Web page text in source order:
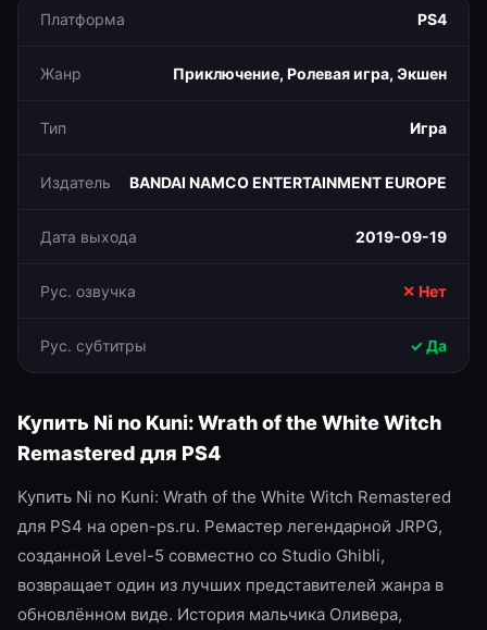
Платформа PS4
Жанр Приключение, Ролевая игра, Экшен
Тип Игра
Издатель BANDAI NAMCO ENTERTAINMENT EUROPE
Дата выхода 2019-09-19
Рус. озвучка ✕ Нет
Рус. субтитры ✓ Да
Купить Ni no Kuni: Wrath of the White Witch
Remastered для PS4
Купить Ni no Kuni: Wrath of the White Witch Remastered
для PS4 на open-ps.ru. Ремастер легендарной JRPG,
созданной Level-5 совместно со Studio Ghibli,
возвращает один из лучших представителей жанра в
обновлённом виде. История мальчика Оливера,